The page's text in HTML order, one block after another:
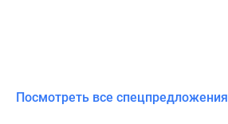
Посмотреть все спецпредложения